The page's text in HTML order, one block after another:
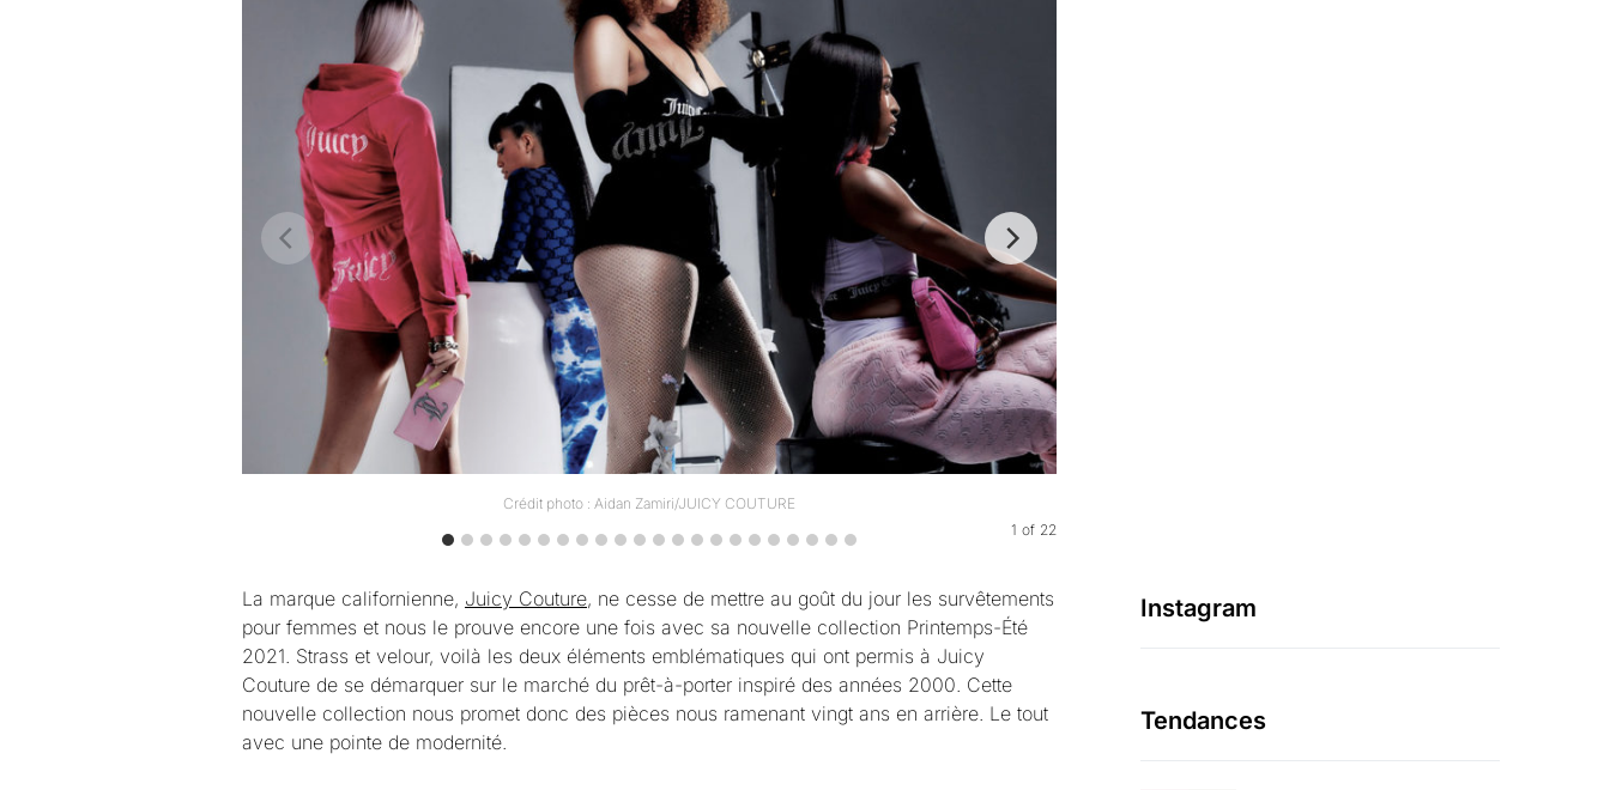
Crédit photo : Aidan Zamiri/JUICY COUTURE
1 of 22
La marque californienne, Juicy Couture, ne cesse de mettre au goût du jour les survêtements
pour femmes et nous le prouve encore une fois avec sa nouvelle collection Printemps-Été
2021. Strass et velour, voilà les deux éléments emblématiques qui ont permis à Juicy
Couture de se démarquer sur le marché du prêt-à-porter inspiré des années 2000. Cette
nouvelle collection nous promet donc des pièces nous ramenant vingt ans en arrière. Le tout
avec une pointe de modernité.
Instagram
Tendances